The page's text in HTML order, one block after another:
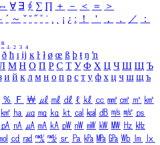
⇔ ∀ ∃ ∮ ∑ ∏ ＋ － ＜ ＝
＞
´ ～ ˇ ˘ ˝ ˚ ˙ ¸ ¡ ¿ ː ！ ＇ ， ． ／
：
ⁿ ₁ ₂ ₃ ₄
ð ħ ı ĳ ĸ ŀ ł ø œ ß þ ŧ ŋ ŉ
М Н О П Р С Т У Ф Х Ц Ч Ш Щ Ъ
и й к л м н о п р с т у ф х ц ч ш щ ъ
％ Ｆ ￦ ㎕ ㎖ ㎗ ℓ ㎘ ㏄ ㎣ ㎤ ㎥ ㎦
㎢ ㏊ ㎍ ㎎ ㎏ ㏏ ㎈ ㎉ ㏈ ㎧ ㎨ ㎰
㎀ ㎁ ㎂ ㎃ ㎄ ㎺ ㎻ ㎽ ㎾ ㎿ ㎐ ㎑
㏅ ㎭ ㎮ ㎯ ㏛ ㎩ ㎪ ㎫ ㎬ ㏝ ㏐
㏓